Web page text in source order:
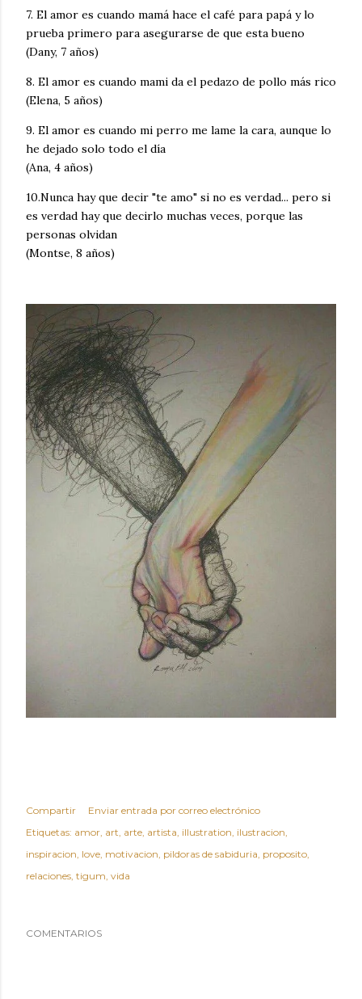
7. El amor es cuando mamá hace el café para papá y lo
prueba primero para asegurarse de que esta bueno
(Dany, 7 años)
8. El amor es cuando mami da el pedazo de pollo más rico
(Elena, 5 años)
9. El amor es cuando mi perro me lame la cara, aunque lo
he dejado solo todo el día
(Ana, 4 años)
10.Nunca hay que decir "te amo" si no es verdad... pero si
es verdad hay que decirlo muchas veces, porque las
personas olvidan
(Montse, 8 años)
Compartir
Enviar entrada por correo electrónico
Etiquetas: amor art arte artista illustration ilustracion
inspiracion love motivacion pildoras de sabiduria proposito
relaciones tigum vida
COMENTARIOS